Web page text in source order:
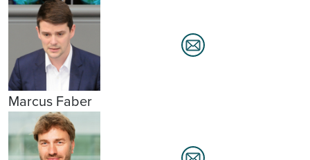
Marcus Faber